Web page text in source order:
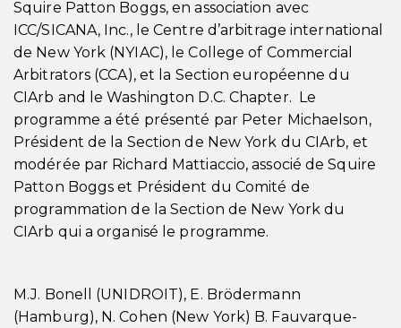
Squire Patton Boggs, en association avec
ICC/SICANA, Inc., le Centre d’arbitrage international
de New York (NYIAC), le College of Commercial
Arbitrators (CCA), et la Section européenne du
CIArb and le Washington D.C. Chapter. Le
programme a été présenté par Peter Michaelson,
Président de la Section de New York du CIArb, et
modérée par Richard Mattiaccio, associé de Squire
Patton Boggs et Président du Comité de
programmation de la Section de New York du
CIArb qui a organisé le programme.
M.J. Bonell (UNIDROIT), E. Brödermann
(Hamburg), N. Cohen (New York) B. Fauvarque-